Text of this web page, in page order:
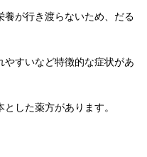
養が行き渡らないため、だる
やすいなど特徴的な症状があ
した薬方があります。